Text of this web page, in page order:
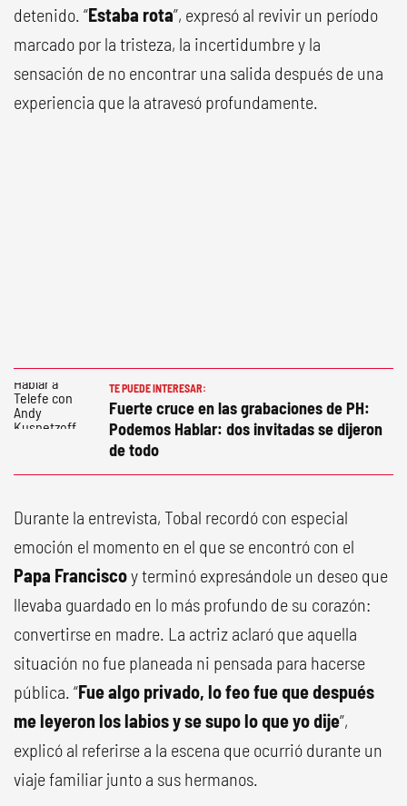
detenido. “Estaba rota”, expresó al revivir un período
marcado por la tristeza, la incertidumbre y la
sensación de no encontrar una salida después de una
experiencia que la atravesó profundamente.
TE PUEDE INTERESAR:
Fuerte cruce en las grabaciones de PH:
Podemos Hablar: dos invitadas se dijeron
de todo
Durante la entrevista, Tobal recordó con especial
emoción el momento en el que se encontró con el
Papa Franciscoy terminó expresándole un deseo que
llevaba guardado en lo más profundo de su corazón:
convertirse en madre. La actriz aclaró que aquella
situación no fue planeada ni pensada para hacerse
pública. “Fue algo privado, lo feo fue que después
me leyeron los labios y se supo lo que yo dije”,
explicó al referirse a la escena que ocurrió durante un
viaje familiar junto a sus hermanos.